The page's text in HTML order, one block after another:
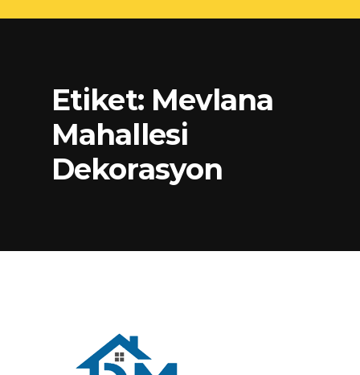
Etiket: Mevlana
Mahallesi
Dekorasyon